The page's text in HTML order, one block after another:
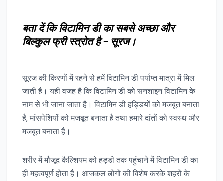
बता दें कि विटामिन डी का सबसे अच्छा और
बिल्कुल फ्री स्त्रोत है – सूरज।
सूरज की किरणों में रहने से हमें विटामिन डी पर्याप्त मात्रा में मिल
जाती है। यही वजह है कि विटामिन डी को सनशाइन विटामिन के
नाम से भी जाना जाता है। विटामिन डी हड्डियों को मजबूत बनाता
है, मांसपेशियों को मजबूत बनाता है तथा हमारे दांतों को स्वस्थ और
मजबूत बनाता है।
शरीर में मौजूद कैल्शियम को हड्डी तक पहुंचाने में विटामिन डी का
ही महत्वपूर्ण होता है। आजकल लोगों की विशेष करके शहरों के